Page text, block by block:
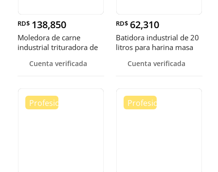
RD$ 138,850
Moledora de carne
industrial trituradora de
Cuenta verificada
RD$ 62,310
Batidora industrial de 20
litros para harina masa
Cuenta verificada